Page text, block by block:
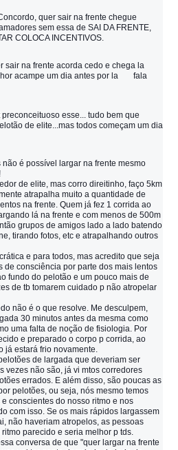
quer sair na frente chegue
sem essa de SAI DA FRENTE,
COLOCA INCENTIVOS.
sair na frente acorda cedo e chega la
acampe um dia antes por la
fala
preconceituoso esse... tudo bem que
de elite...mas todos começam um dia
não é possível largar na frente mesmo
de elite, mas corro direitinho, faço 5km
atrapalha muito a quantidade de
na frente. Quem já fez 1 corrida ao
lá na frente e com menos de 500m
grupos de amigos lado a lado batendo
tirando fotos, etc e atrapalhando outros
e para todos, mas acredito que seja
de consciência por parte dos mais lentos
fundo do pelotão e um pouco mais de
de tb tomarem cuidado p não atropelar
não é o que resolve. Me desculpem,
30 minutos antes da mesma como
uma falta de noção de fisiologia. Por
e preparado o corpo p corrida, ao
já estará frio novamente.
de largada que deveriam ser
vezes não são, já vi mtos corredores
errados. E além disso, são poucas as
pelotões, ou seja, nós mesmo temos
conscientes do nosso ritmo e nos
com isso. Se os mais rápidos largassem
não haveriam atropelos, as pessoas
parecido e seria melhor p tds.
conversa de que "quer largar na frente